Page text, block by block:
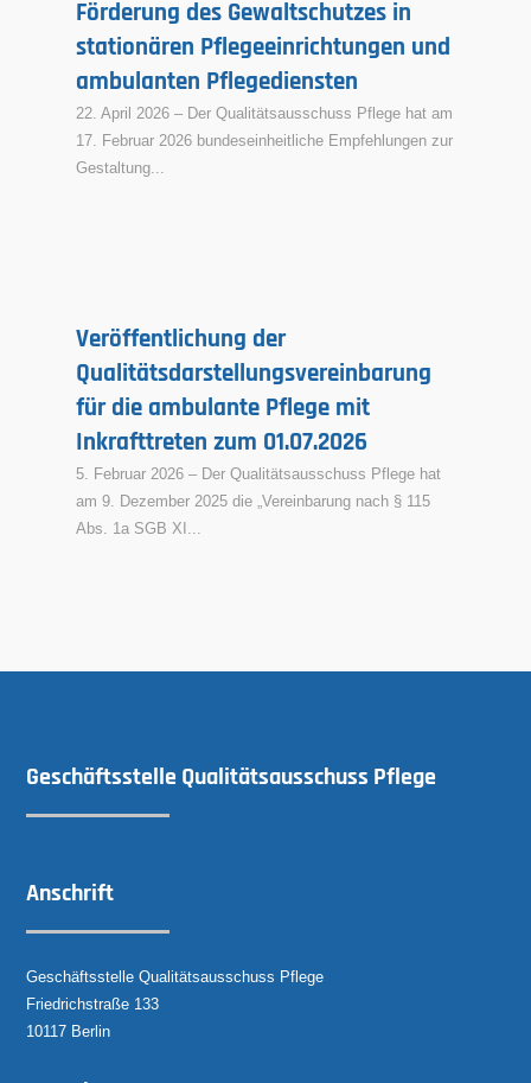
Förderung des Gewaltschutzes in
stationären Pflegeeinrichtungen und
ambulanten Pflegediensten
22. April 2026 – Der Qualitätsausschuss Pflege hat am
17. Februar 2026 bundeseinheitliche Empfehlungen zur
Gestaltung...
Veröffentlichung der
Qualitätsdarstellungsvereinbarung
für die ambulante Pflege mit
Inkrafttreten zum 01.07.2026
5. Februar 2026 – Der Qualitätsausschuss Pflege hat
am 9. Dezember 2025 die „Vereinbarung nach § 115
Abs. 1a SGB XI...
Geschäftsstelle Qualitätsausschuss Pflege
Anschrift
Geschäftsstelle Qualitätsausschuss Pflege
Friedrichstraße 133
10117 Berlin